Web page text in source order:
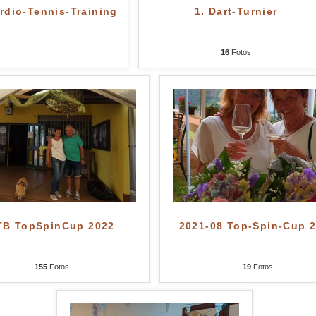
Tennis-Training 1. Dart-Turnier
16 Fotos
TopSpinCup 2022
155Fotos
2021-08 Top-Spin-Cup
19Fotos